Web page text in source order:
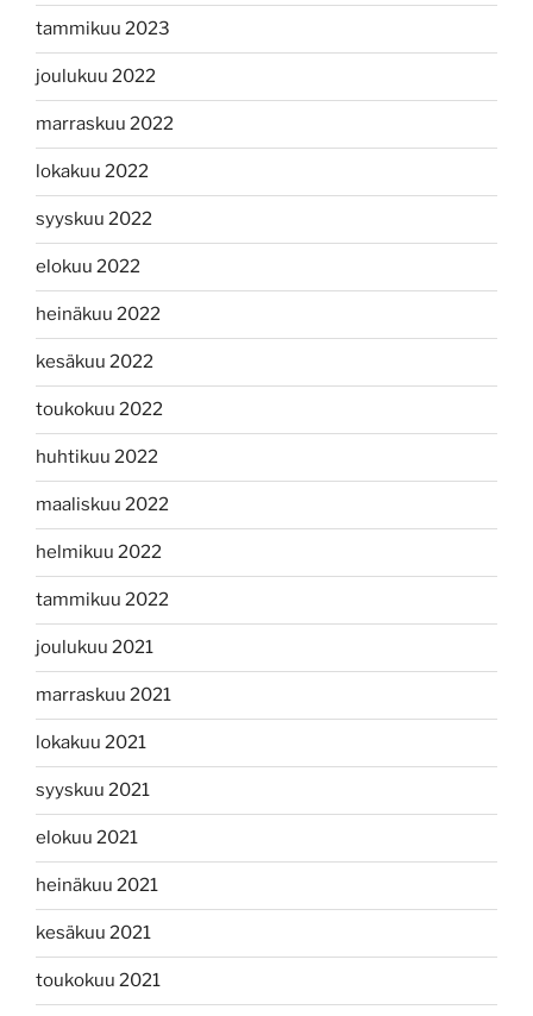
tammikuu 2023
joulukuu 2022
marraskuu 2022
lokakuu 2022
syyskuu 2022
elokuu 2022
heinäkuu 2022
kesäkuu 2022
toukokuu 2022
huhtikuu 2022
maaliskuu 2022
helmikuu 2022
tammikuu 2022
joulukuu 2021
marraskuu 2021
lokakuu 2021
syyskuu 2021
elokuu 2021
heinäkuu 2021
kesäkuu 2021
toukokuu 2021